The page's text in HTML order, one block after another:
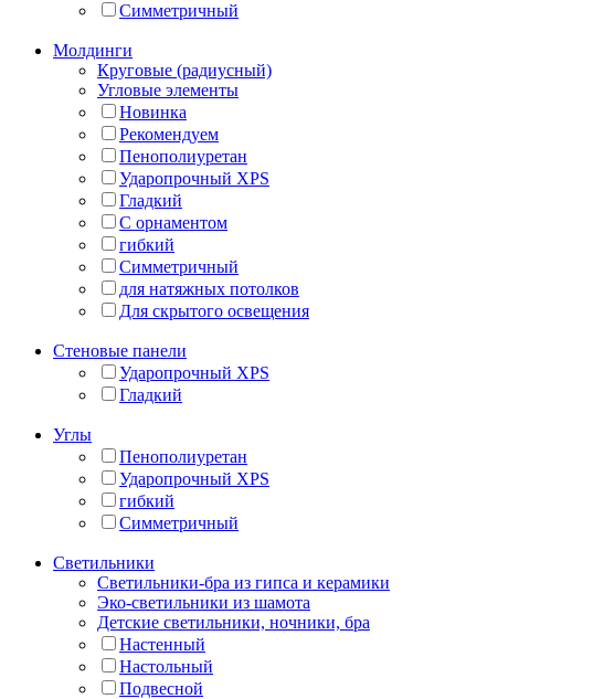
Симметричный
Молдинги
Круговые (радиусный)
Угловые элементы
Новинка
Рекомендуем
Пенополиуретан
Ударопрочный XPS
Гладкий
С орнаментом
гибкий
Симметричный
для натяжных потолков
Для скрытого освещения
Стеновые панели
Ударопрочный XPS
Гладкий
Углы
Пенополиуретан
Ударопрочный XPS
гибкий
Симметричный
Светильники
Светильники-бра из гипса и керамики
Эко-светильники из шамота
Детские светильники, ночники, бра
Настенный
Настольный
Подвесной